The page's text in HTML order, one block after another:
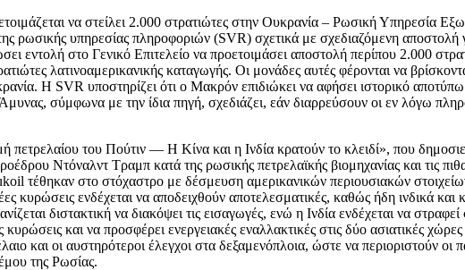
να στείλει 2.000 στρατιώτες στην Ουκρανία – Ρωσική Υπηρεσία
ρωσικής υπηρεσίας πληροφοριών (SVR) σχετικά με σχεδιαζόμενη
εντολή στο Γενικό Επιτελείο να προετοιμάσει αποστολή περίπου 2.000
λατινοαμερικανικής καταγωγής. Οι μονάδες αυτές φέρονται να
Η SVR υποστηρίζει ότι ο Μακρόν επιδιώκει να αφήσει ιστορικό
σύμφωνα με την ίδια πηγή, σχεδιάζει, εάν διαρρεύσουν οι εν λόγω
του Πούτιν — Η Κίνα και η Ινδία κρατούν το κλειδί», που
Ντόναλντ Τραμπ κατά της ρωσικής πετρελαϊκής βιομηχανίας και τις
τέθηκαν στο στόχαστρο με δέσμευση αμερικανικών περιουσιακών
κυρώσεις ενδέχεται να αποδειχθούν αποτελεσματικές, καθώς ήδη ινδικά και
διστακτική να διακόψει τις εισαγωγές, ενώ η Ινδία ενδέχεται να
και να προσφέρει ενεργειακές εναλλακτικές στις δύο ασιατικές
και οι αυστηρότεροι έλεγχοι στα δεξαμενόπλοια, ώστε να περιοριστούν
της Ρωσίας.